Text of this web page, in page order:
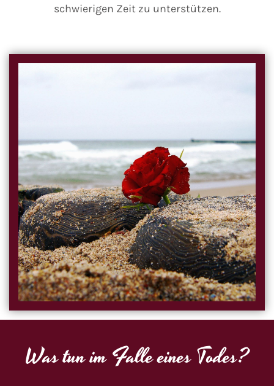
schwierigen Zeit zu unterstützen.
Was tun im Falle eines Todes?